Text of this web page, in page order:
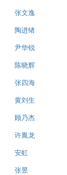
张文逸
陶进绪
尹华锐
陈晓辉
张四海
黄刘生
顾乃杰
许胤龙
安虹
张昱